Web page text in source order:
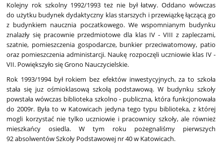
Kolejny rok szkolny 1992/1993 też nie był łatwy. Oddano wówczas
do użytku budynek dydaktyczny klas starszych i przewiązkę łączącą go
z budynkiem naucznia poczatkowego. We wspomnianym budynku
znalazły się pracownie przedmiotowe dla klas IV - VIII z zapleczami,
szatnie, pomieszczenia gospodarcze, bunkier przeciwatomowy, patio
oraz pomieszczenia administarcji. Naukę rozpoczęli uczniowie klas IV -
VII. Powiększyło się Grono Nauczycielskie.
Rok 1993/1994 był rokiem bez efektów inwestycyjnych, za to szkoła
stała się juz ośmioklasową szkołą podstawową. W budynku szkoły
powstała wówczas biblioteka szkolno - publiczna, która funkcjonowała
do 2009r. Była to w Katowicach jedyna tego typu biblioteka, z której
mogli korzystać nie tylko uczniowie i pracownicy szkoły, ale również
mieszkańcy osiedla. W tym roku pożegnaliśmy pierwszych
92 absolwentów Szkoły Podstawowej nr 40 w Katowicach.